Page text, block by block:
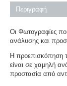
Περιγραφή
Οι Φωτογραφίες
ανάλυσης και
Η προεπισκόπηση
είναι σε χαμηλή
προστασία από